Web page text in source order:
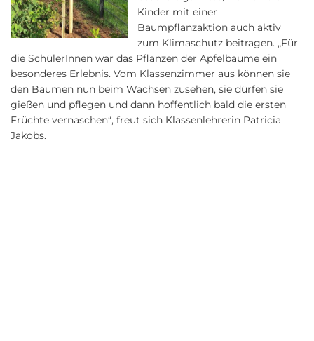
Kinder mit einer
Baumpflanzaktion auch aktiv
zum Klimaschutz beitragen. „Für
die SchülerInnen war das Pflanzen der Apfelbäume ein
besonderes Erlebnis. Vom Klassenzimmer aus können sie
den Bäumen nun beim Wachsen zusehen, sie dürfen sie
gießen und pflegen und dann hoffentlich bald die ersten
Früchte vernaschen“, freut sich Klassenlehrerin Patricia
Jakobs.